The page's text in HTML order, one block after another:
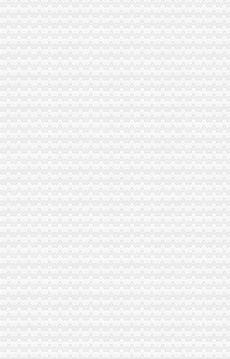
海棠溪街道公司注销四川正规的公司注销推荐-中国制造交易网
可靠的公司注销成都哪里有-海棠溪街道公司注销|东商网
成都地区服务优良的公司转让服务：海棠溪街道公司转让-中国制造交
印_南岸：海棠溪办摄影比赛寻找身边的“摄影家”_视界网—重庆
海棠溪街道_360百科
海棠溪街道办要业主与开发商签订五年的物业合同-来报料-大渝社区|
【海棠溪办公耗材回收|海棠溪二手办公耗材回收】-今题海棠溪办公耗
重庆南岸海棠溪二手办公设备,重庆南岸海棠溪办公设备转让,重庆南
重庆南岸区海棠溪长城宽带2017暑期惠_重庆长城宽带办理
南岸区海棠溪长城宽带官网重庆光纤宽带今题网
群工系统成服务群众“快车道”----海棠溪街道一季度办结210件群众
【海棠溪分期学车】-海棠溪分期学车价格|批发-海棠溪分期学车公司-
海棠溪小学举办届专场新年音乐会
海棠溪街道开展幼儿园食品安全检查工作-重庆市南岸区人民
海棠溪驾校报名,深渝达驾校,驾校报名点-爱喇叭网